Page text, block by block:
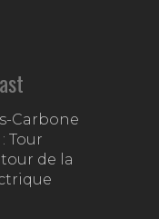
Carbone
Tour
de la